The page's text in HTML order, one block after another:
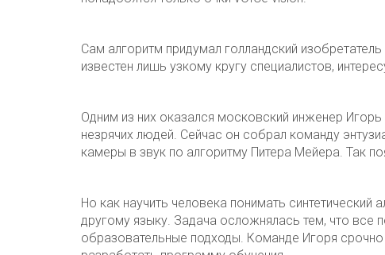
Сам алгоритм придумал голландский
известен лишь узкому кругу специалистов,
Одним из них оказался московский инженер
незрячих людей. Сейчас он собрал команду
камеры в звук по алгоритму Питера Мейера. Так
Но как научить человека понимать
другому языку. Задача осложнялась тем, что все
образовательные подходы. Команде Игоря